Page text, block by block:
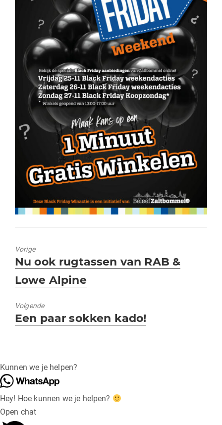
Vorige
Vorig
Nu ook rugtassen van RAB &
Lowe Alpine
Volgende
Volgend
Een paar sokken kado!
Kunnen we je helpen?
Hey! Hoe kunnen we je helpen?
Open chat